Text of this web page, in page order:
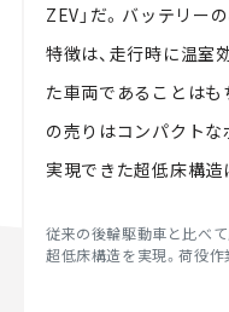
ZEV」だ。バッテリー
特徴は、走行時に温室
た車両であることはも
の売りはコンパクトな
実現できた超低床構造
従来の後輪駆動車と比べ
超低床構造を実現。荷役